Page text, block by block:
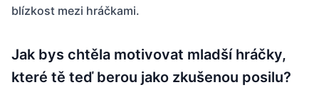
blízkost mezi hráčkami.
Jak bys chtěla motivovat mladší hráčky,
které tě teď berou jako zkušenou posilu?